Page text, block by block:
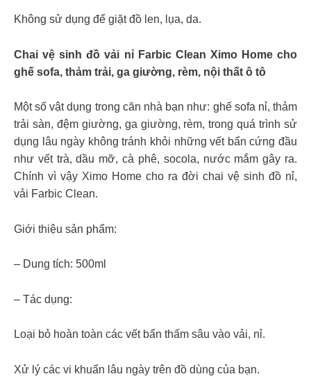
Không sử dụng để giặt đồ len, lụa, da.
Chai vệ sinh đồ vải nỉ Farbic Clean Ximo Home cho
ghế sofa, thảm trải, ga giường, rèm, nội thất ô tô
Một số vật dụng trong căn nhà bạn như: ghế sofa nỉ, thảm
trải sàn, đệm giường, ga giường, rèm, trong quá trình sử
dụng lâu ngày không tránh khỏi những vết bẩn cứng đầu
như vết trà, dầu mỡ, cà phê, socola, nước mắm gây ra.
Chính vì vậy Ximo Home cho ra đời chai vệ sinh đồ nỉ,
vải Farbic Clean.
Giới thiệu sản phẩm:
– Dung tích: 500ml
– Tác dụng:
Loại bỏ hoàn toàn các vết bẩn thấm sâu vào vải, nỉ.
Xử lý các vi khuẩn lâu ngày trên đồ dùng của bạn.